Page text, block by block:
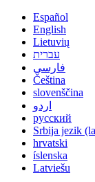
Español
English
Lietuvių
עברית
فارسی
Čeština
slovenščina
اردو
русский
Srbija jezik
hrvatski
íslenska
Latviešu